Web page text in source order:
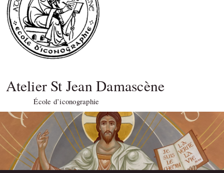
Atelier St Jean Damascène
École d’iconographie